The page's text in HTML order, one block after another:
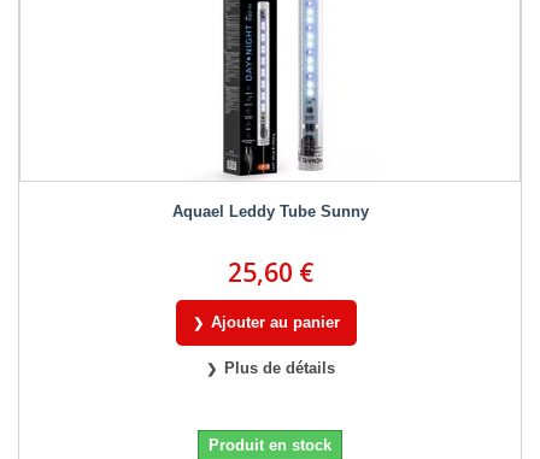
Aquael Leddy Tube Sunny
25,60 €
Ajouter au panier
Plus de détails
Produit en stock